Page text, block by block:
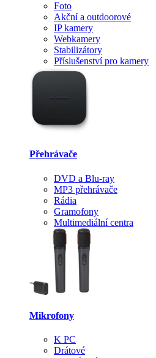
Foto
Akční a outdoorové
IP kamery
Webkamery
Stabilizátory
Příslušenství pro kamery
Přehrávače
DVD a Blu-ray
MP3 přehrávače
Rádia
Gramofony
Multimediální centra
Mikrofony
K PC
Drátové